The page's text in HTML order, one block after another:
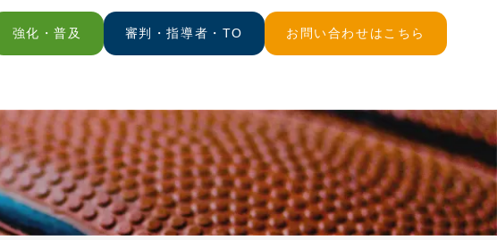
強化・普及 審判・指導者・TO お問い合わせはこちら